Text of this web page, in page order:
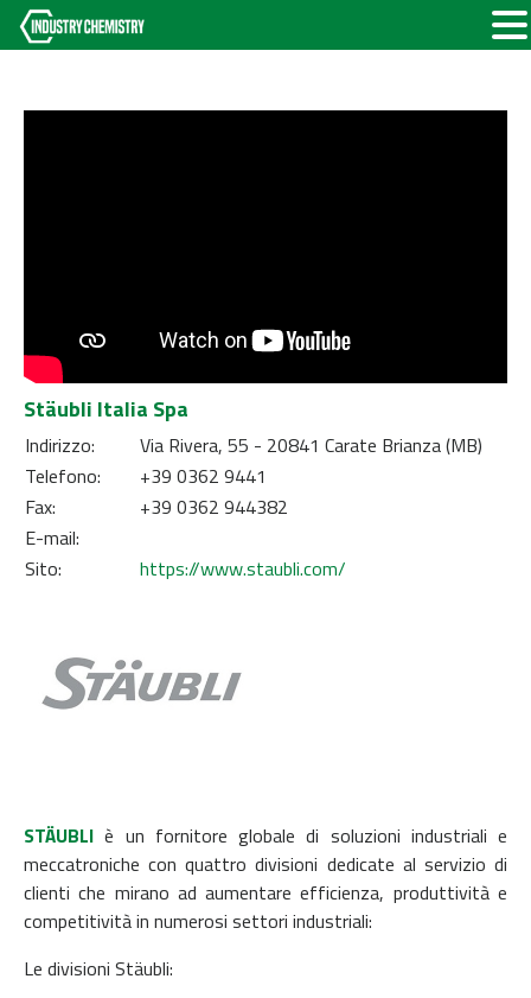
Stäubli Italia Spa
Indirizzo:
Via Rivera, 55 - 20841 Carate Brianza (MB)
Telefono:
+39 0362 9441
Fax:
+39 0362 944382
E-mail:
Sito:
https://www.staubli.com/
STÄUBLI è un fornitore globale di soluzioni industriali e
meccatroniche con quattro divisioni dedicate al servizio di
clienti che mirano ad aumentare efficienza, produttività e
competitività in numerosi settori industriali:
Le divisioni Stäubli: